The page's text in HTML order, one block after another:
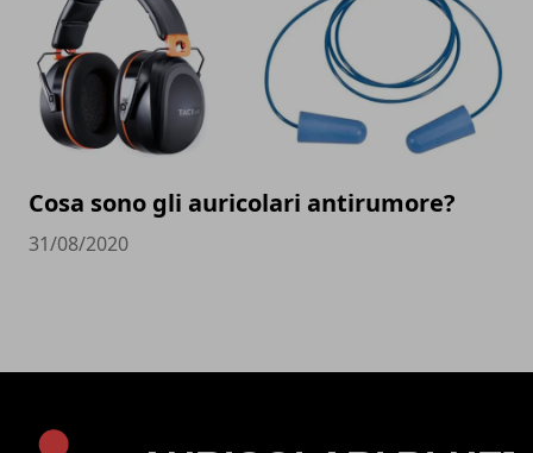
Cosa sono gli auricolari antirumore?
31/08/2020